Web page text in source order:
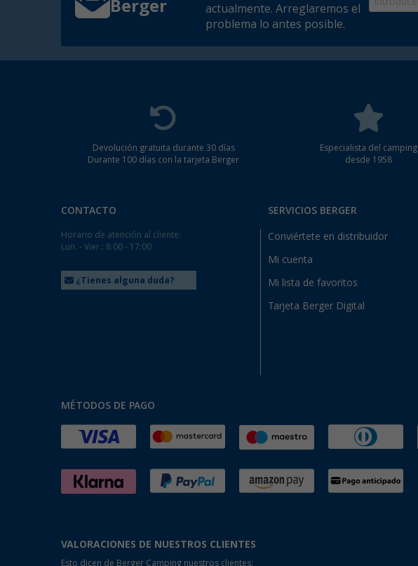
Berger
actualmente. Arreglaremos el
problema lo antes posible.
Devolución gratuita durante 30 días
Durante 100 días con la tarjeta Berger
Especialista del camping
desde 1958
CONTACTO
Horario de atención al cliente:
Lun. - Vier.: 8:00 - 17:00
¿Tienes alguna duda?
SERVICIOS BERGER
Conviértete en distribuidor
Mi cuenta
Mi lista de favoritos
Tarjeta Berger Digital
MÉTODOS DE PAGO
VALORACIONES DE NUESTROS CLIENTES
Esto dicen de Berger Camping nuestros clientes: